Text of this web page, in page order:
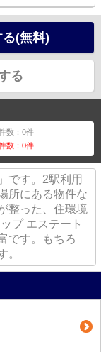
(無料)
る
数：0件
数：0件
です。2駅利用
所にある物件な
整った、住環境
プ エステート
です。もちろ
。